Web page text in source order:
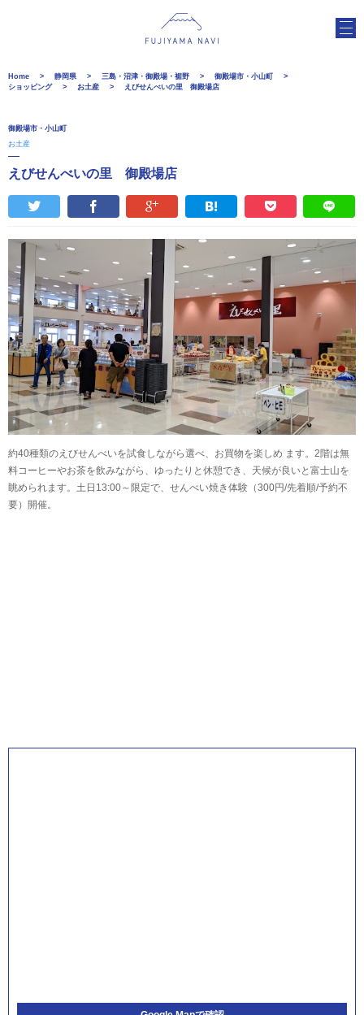
Home 静岡県 三島・沼津・御殿場・裾野
御殿場市・小山町
ショッピング
お土産 えびせんべいの里 御殿場店
御殿場市・小山町
お土産
えびせんべいの里 御殿場店
約40種類のえびせんべいを試食しながら選べ、お買物を楽しめ ます。2階は無
料コーヒーやお茶を飲みながら、ゆったりと休憩でき、天候が良いと富士山を
眺められます。土日13:00～限定で、せんべい焼き体験（300円/先着順/予約不
要）開催。